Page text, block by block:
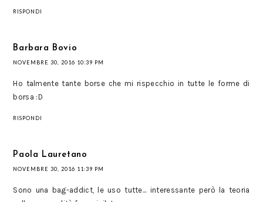
RISPONDI
Barbara Bovio
NOVEMBRE 30, 2016 10:39 PM
Ho talmente tante borse che mi rispecchio in tutte le forme di
borsa :D
RISPONDI
Paola Lauretano
NOVEMBRE 30, 2016 11:39 PM
Sono una bag-addict, le uso tutte... interessante però la teoria